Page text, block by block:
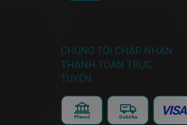
CHÚNG TÔI CHẤP NHẬN
THANH TOÁN TRỰC
TUYẾN
Převod Dobírka VISA